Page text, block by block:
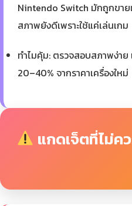
Nintendo Switch มักถูกขาย
สภาพยังดีเพราะใช้แค่เล่นเกม
ทำไมคุ้ม: ตรวจสอบสภาพง่า
20–40% จากราคาเครื่องใหม่
แกดเจ็ตที่ไม่ค